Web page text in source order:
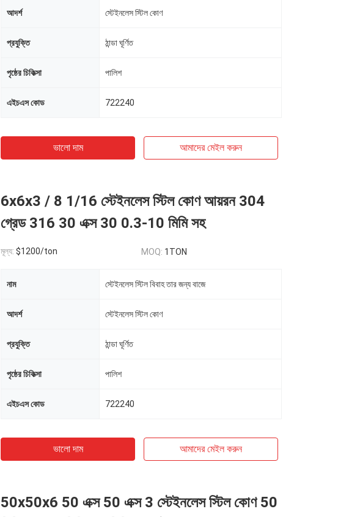
আদর্শ স্টেইনলেস স্টিল কোণ
প্রযুক্তি ঠান্ডা ঘূর্ণিত
পৃষ্ঠের চিকিত্সা পালিশ
এইচএস কোড 722240
ভালো দাম আমাদের মেইল ​​করুন
6x6x3 / 8 1/16 স্টেইনলেস স্টিল কোণ আয়রন 304
গ্রেড 316 30 এক্স 30 0.3-10 মিমি সহ
মূল্য: $1200/ton MOQ: 1TON
নাম স্টেইনলেস স্টিল বিবাহ তার জন্য বাজে
আদর্শ স্টেইনলেস স্টিল কোণ
প্রযুক্তি ঠান্ডা ঘূর্ণিত
পৃষ্ঠের চিকিত্সা পালিশ
এইচএস কোড 722240
ভালো দাম আমাদের মেইল ​​করুন
50x50x6 50 এক্স 50 এক্স 3 স্টেইনলেস স্টিল কোণ 50